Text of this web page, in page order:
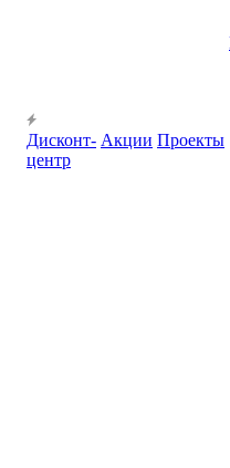
Дисконт-
центр
Акции Проекты